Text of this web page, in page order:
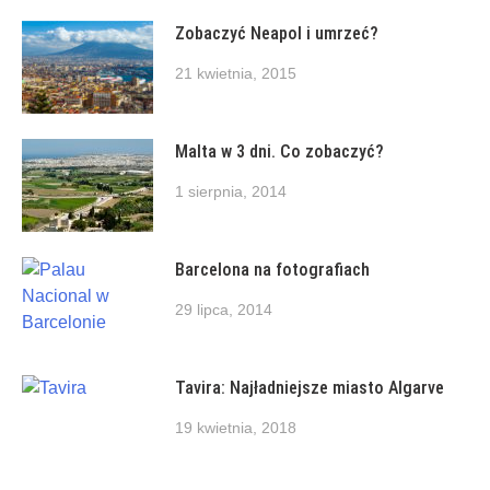
Zobaczyć Neapol i umrzeć?
21 kwietnia, 2015
Malta w 3 dni. Co zobaczyć?
1 sierpnia, 2014
Barcelona na fotografiach
29 lipca, 2014
Tavira: Najładniejsze miasto Algarve
19 kwietnia, 2018